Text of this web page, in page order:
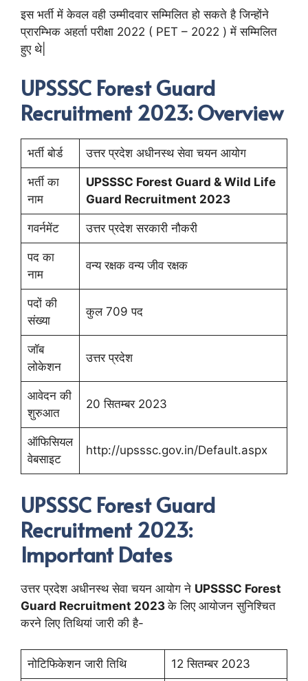
इस भर्ती में केवल वही उम्मीदवार सम्मिलित हो सकते है जिन्होंने
प्रारम्भिक अहर्ता परीक्षा 2022 ( PET – 2022 ) में सम्मिलित
हुए थे|
UPSSSC Forest Guard
Recruitment 2023: Overview
भर्ती बोर्ड उत्तर प्रदेश अधीनस्थ सेवा चयन आयोग
भर्ती का
नाम
UPSSSC Forest Guard & Wild Life
Guard Recruitment 2023
गवर्नमेंट उत्तर प्रदेश सरकारी नौकरी
पद का
नाम
वन्य रक्षक वन्य जीव रक्षक
पदों की
संख्या
कुल 709 पद
जॉब
लोकेशन
उत्तर प्रदेश
आवेदन की
शुरुआत
20 सितम्बर 2023
ऑफिसियल
वेबसाइट
http://upsssc.gov.in/Default.aspx
UPSSSC Forest Guard
Recruitment 2023:
Important Dates
उत्तर प्रदेश अधीनस्थ सेवा चयन आयोग ने UPSSSC Forest
Guard Recruitment 2023के लिए आयोजन सुनिश्चित
करने लिए तिथियां जारी की है-
नोटिफिकेशन जारी तिथि 12 सितम्बर 2023